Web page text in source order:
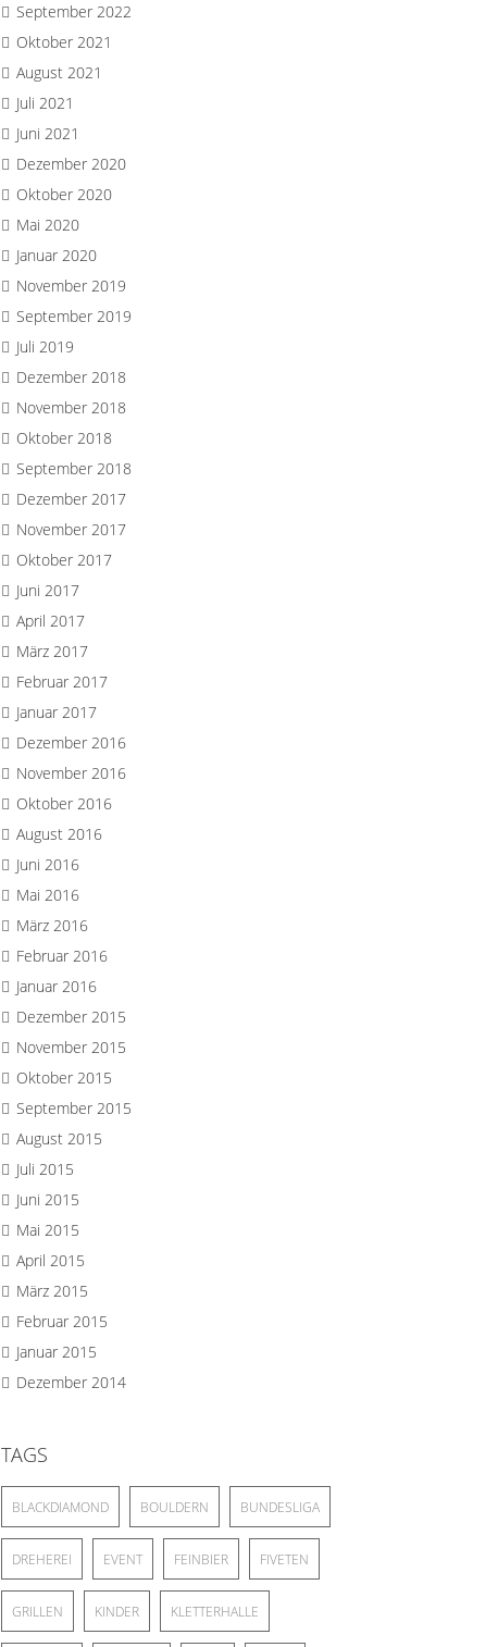
September 2022
Oktober 2021
August 2021
Juli 2021
Juni 2021
Dezember 2020
Oktober 2020
Mai 2020
Januar 2020
November 2019
September 2019
Juli 2019
Dezember 2018
November 2018
Oktober 2018
September 2018
Dezember 2017
November 2017
Oktober 2017
Juni 2017
April 2017
März 2017
Februar 2017
Januar 2017
Dezember 2016
November 2016
Oktober 2016
August 2016
Juni 2016
Mai 2016
März 2016
Februar 2016
Januar 2016
Dezember 2015
November 2015
Oktober 2015
September 2015
August 2015
Juli 2015
Juni 2015
Mai 2015
April 2015
März 2015
Februar 2015
Januar 2015
Dezember 2014
TAGS
BLACKDIAMOND BOULDERN BUNDESLIGA
DREHEREI EVENT FEINBIER FIVETEN
GRILLEN KINDER KLETTERHALLE